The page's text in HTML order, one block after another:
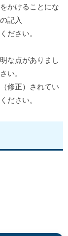
かけることにな
記入
ださい。
な点がありまし
い。
修正）されてい
ださい。